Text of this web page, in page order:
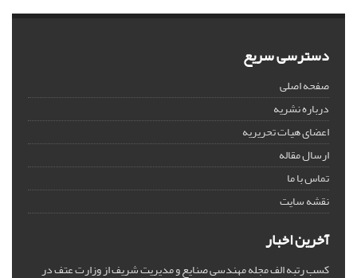
دسترسی سریع
صفحه اصلی
درباره نشریه
اعضای هیات تحریریه
ارسال مقاله
تماس با ما
نقشه سایت
آخرین اخبار
کسب رتبه الف مجله مهندسی صنایع و مدیریت شریف از وزارت عتف در